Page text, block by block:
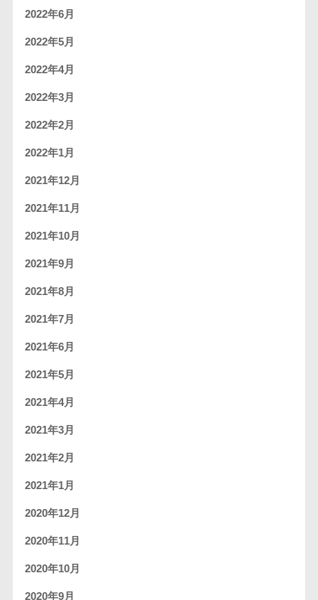
2022年6月
2022年5月
2022年4月
2022年3月
2022年2月
2022年1月
2021年12月
2021年11月
2021年10月
2021年9月
2021年8月
2021年7月
2021年6月
2021年5月
2021年4月
2021年3月
2021年2月
2021年1月
2020年12月
2020年11月
2020年10月
2020年9月